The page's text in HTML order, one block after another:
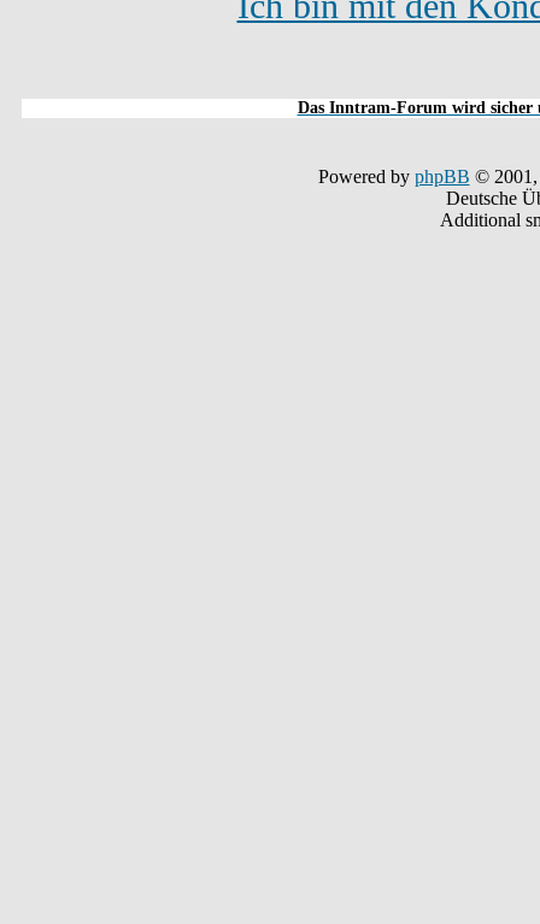
Das Inntram-Forum wird sicher
Powered by phpBB © 2001,
Deutsche
Additional